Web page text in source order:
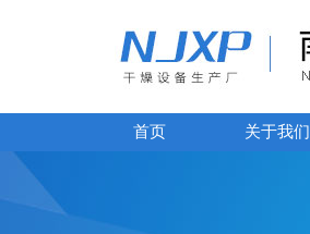
首页 关于我们